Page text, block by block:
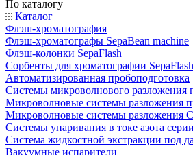
По каталогу
Каталог
Флэш-хроматография
Флэш-хроматографы SepaBean machine
Флэш-колонки SepaFlash
Сорбенты для хроматографии SepaFlash
Автоматизированная пробоподготовка
Системы микроволнового разложения
Микроволновые системы разложения
Микроволновые системы разложения
Системы упаривания в токе азота
Система жидкостной экстракции под
Вакуумные испарители